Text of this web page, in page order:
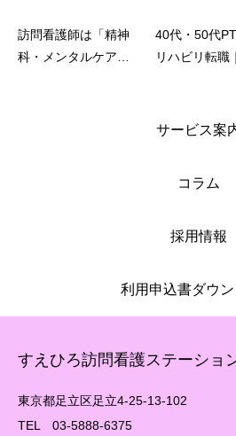
訪問看護師は「精神
科・メンタルケア」
40代・50代
リハビリ転職
リアルな理由
サービス案
コラム
採用情報
利用申込書ダウ
すえひろ訪問看護ステーショ
東京都足立区足立4-25-13-102
TEL 03-5888-6375